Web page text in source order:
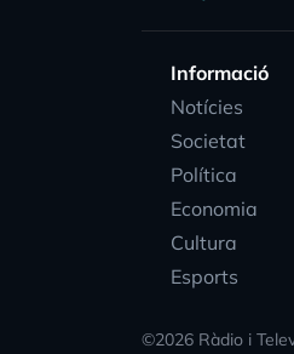
Informació
Notícies
Societat
Política
Economia
Cultura
Esports
©2026 Ràdio i